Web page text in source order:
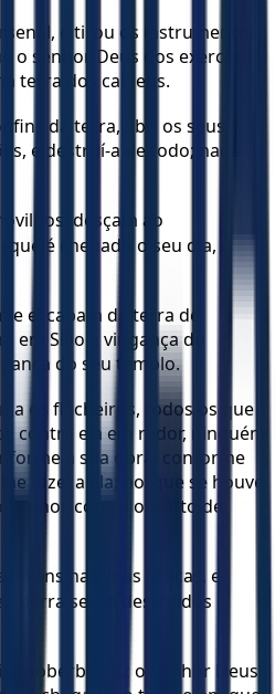
e tirou os instrumentos
o senhor Deus dos exércitos
terra dos caldeus.
da terra, abri os seus
e destruí-a de todo; nada
desçam ao
é chegado o seu dia, o
e escapam da terra de
em Sião a vingança do
do seu templo.
os flecheiros, todos os que
contra ela em redor, ninguém
a sua obra; conforme
fazei a ela; porque se houve
contra o Santo de
nas suas praças, e
guerra serão destruídos
ó soberbo, diz o Senhor Deus